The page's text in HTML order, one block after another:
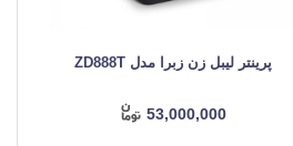
پرینتر لیبل زن زبرا مدل ZD888T
53,000,000